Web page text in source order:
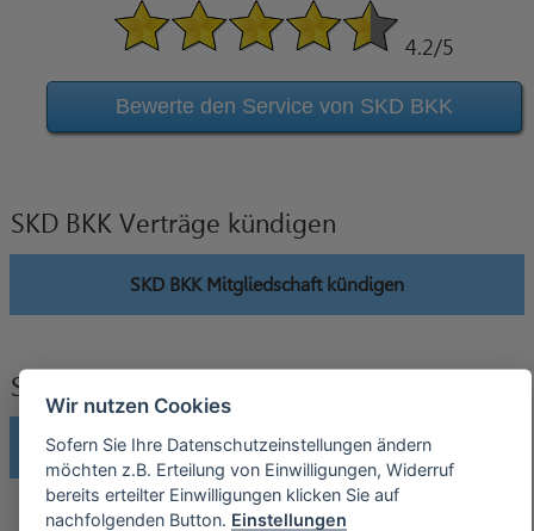
4.2/5
Bewerte den Service von SKD BKK
SKD BKK Verträge kündigen
SKD BKK Mitgliedschaft kündigen
SKD BKK Verträge widerrufen
SKD BKK Mitgliedschaft widerrufen
Wir nutzen Cookies
Sofern Sie Ihre Datenschutzeinstellungen ändern
möchten z.B. Erteilung von Einwilligungen, Widerruf
bereits erteilter Einwilligungen klicken Sie auf
nachfolgenden Button. Einstellungen